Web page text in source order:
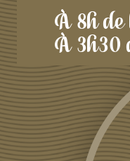
À 8h
À 3h30